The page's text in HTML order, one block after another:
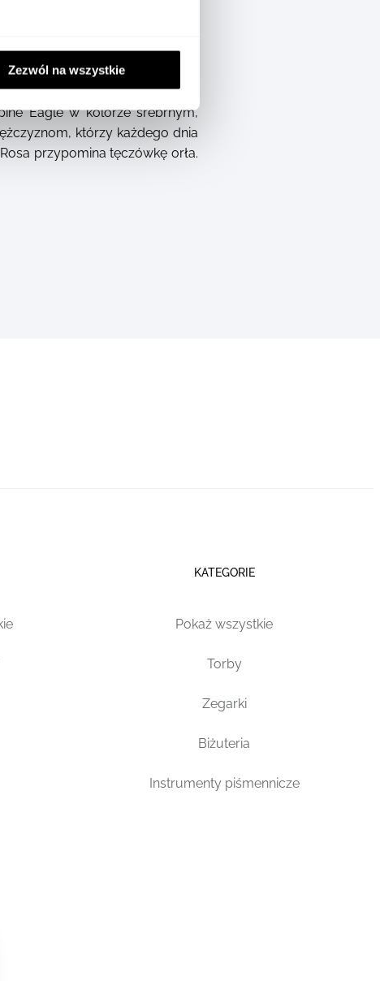
Zezwól na wszystkie
Eagle w kolorze srebrnym,
którzy każdego dnia
przypomina tęczówkę orła.
KATEGORIE
Pokaż wszystkie
Torby
Zegarki
Biżuteria
Instrumenty piśmennicze